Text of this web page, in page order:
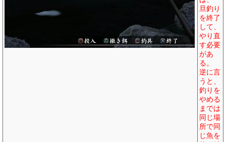
旦釣り
を終了
して、
やり直
す必要
があ
る。
逆に言
うと、
釣りを
やめる
までは
同じ場
所で同
じ魚を